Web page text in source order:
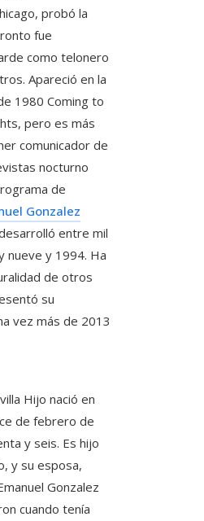
probó la
fue
como telonero
Apareció en la
1980 Coming to
pero es más
comunicador de
nocturno
de
Gonzalez
entre mil
nueve y 1994. Ha
de otros
su
vez más de 2013
Hijo nació en
de febrero de
y seis. Es hijo
y su esposa,
Gonzalez
cuando tenía